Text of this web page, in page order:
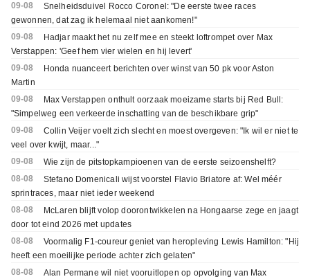
09-08
Snelheidsduivel Rocco Coronel: "De eerste twee races
gewonnen, dat zag ik helemaal niet aankomen!"
09-08
Hadjar maakt het nu zelf mee en steekt loftrompet over Max
Verstappen: 'Geef hem vier wielen en hij levert'
09-08
Honda nuanceert berichten over winst van 50 pk voor Aston
Martin
09-08
Max Verstappen onthult oorzaak moeizame starts bij Red Bull:
"Simpelweg een verkeerde inschatting van de beschikbare grip"
09-08
Collin Veijer voelt zich slecht en moest overgeven: "Ik wil er niet te
veel over kwijt, maar..."
09-08
Wie zijn de pitstopkampioenen van de eerste seizoenshelft?
08-08
Stefano Domenicali wijst voorstel Flavio Briatore af: Wel méér
sprintraces, maar niet ieder weekend
08-08
McLaren blijft volop doorontwikkelen na Hongaarse zege en jaagt
door tot eind 2026 met updates
08-08
Voormalig F1-coureur geniet van heropleving Lewis Hamilton: "Hij
heeft een moeilijke periode achter zich gelaten"
08-08
Alan Permane wil niet vooruitlopen op opvolging van Max